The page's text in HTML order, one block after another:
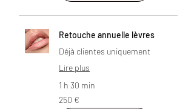
Retouche annuelle lèvres
Déjà clientes uniquement
Lire plus
1 h 30 min
250
euros
250 €